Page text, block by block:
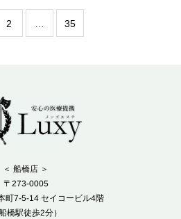
せを感じやすい
2 35
＜ 船橋店 ＞
〒273-0005
町7-5-14 セイコービル4階
船橋駅徒歩2分）